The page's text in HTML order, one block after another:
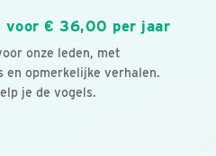
voor € 36,00 per jaar
onze leden, met
opmerkelijke verhalen.
je de vogels.